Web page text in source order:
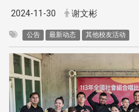
2024-11-30 谢文彬
公告 最新动态 其他校友活动